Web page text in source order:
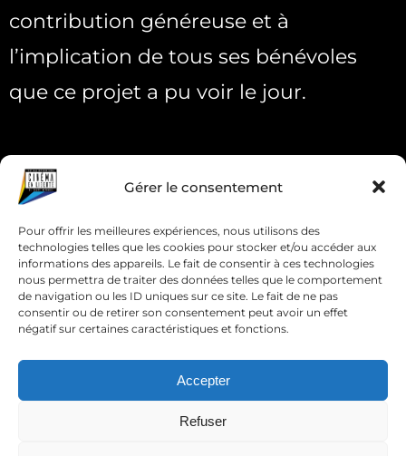
Gérer le consentement
Pour offrir les meilleures expériences, nous utilisons des
technologies telles que les cookies pour stocker et/ou accéder aux
informations des appareils. Le fait de consentir à ces technologies
nous permettra de traiter des données telles que le comportement
de navigation ou les ID uniques sur ce site. Le fait de ne pas
consentir ou de retirer son consentement peut avoir un effet
négatif sur certaines caractéristiques et fonctions.
Accepter
Refuser
contribution généreuse et à
l’implication de tous ses bénévoles
que ce projet a pu voir le jour.